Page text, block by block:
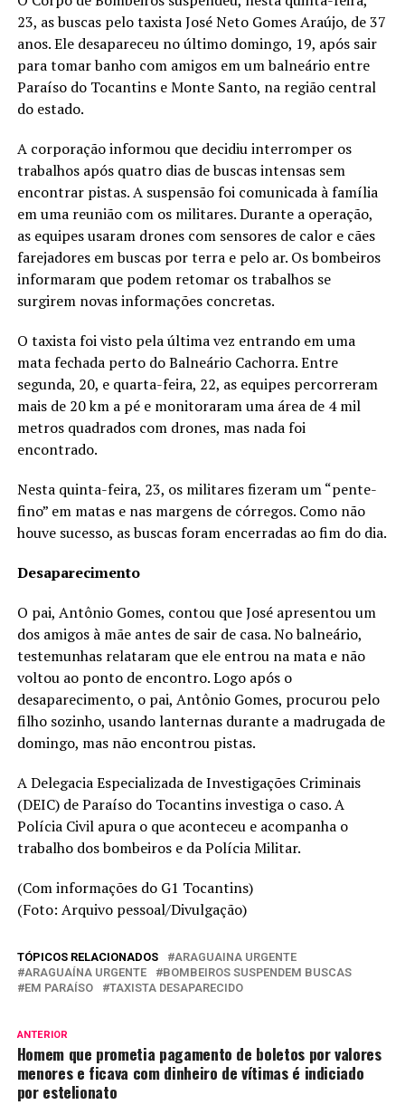
23, as buscas pelo taxista José Neto Gomes Araújo, de 37
anos. Ele desapareceu no último domingo, 19, após sair
para tomar banho com amigos em um balneário entre
Paraíso do Tocantins e Monte Santo, na região central
do estado.
A corporação informou que decidiu interromper os
trabalhos após quatro dias de buscas intensas sem
encontrar pistas. A suspensão foi comunicada à família
em uma reunião com os militares. Durante a operação,
as equipes usaram drones com sensores de calor e cães
farejadores em buscas por terra e pelo ar. Os bombeiros
informaram que podem retomar os trabalhos se
surgirem novas informações concretas.
O taxista foi visto pela última vez entrando em uma
mata fechada perto do Balneário Cachorra. Entre
segunda, 20, e quarta-feira, 22, as equipes percorreram
mais de 20 km a pé e monitoraram uma área de 4 mil
metros quadrados com drones, mas nada foi
encontrado.
Nesta quinta-feira, 23, os militares fizeram um “pente-
fino” em matas e nas margens de córregos. Como não
houve sucesso, as buscas foram encerradas ao fim do dia.
Desaparecimento
O pai, Antônio Gomes, contou que José apresentou um
dos amigos à mãe antes de sair de casa. No balneário,
testemunhas relataram que ele entrou na mata e não
voltou ao ponto de encontro. Logo após o
desaparecimento, o pai, Antônio Gomes, procurou pelo
filho sozinho, usando lanternas durante a madrugada de
domingo, mas não encontrou pistas.
A Delegacia Especializada de Investigações Criminais
(DEIC) de Paraíso do Tocantins investiga o caso. A
Polícia Civil apura o que aconteceu e acompanha o
trabalho dos bombeiros e da Polícia Militar.
(Com informações do G1 Tocantins)
(Foto: Arquivo pessoal/Divulgação)
TÓPICOS RELACIONADOS
ARAGUAINA URGENTE
ARAGUAÍNA URGENTE
BOMBEIROS SUSPENDEM BUSCAS
EM PARAÍSO
TAXISTA DESAPARECIDO
ANTERIOR
Homem que prometia pagamento de boletos por valores
menores e ficava com dinheiro de vítimas é indiciado
por estelionato